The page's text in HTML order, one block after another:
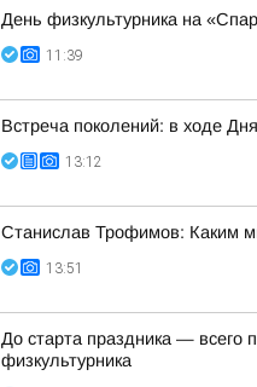
День физкультурника на
11:39
Встреча поколений: в ходе
13:12
Станислав Трофимов: Каким
13:51
До старта праздника — всего
физкультурника